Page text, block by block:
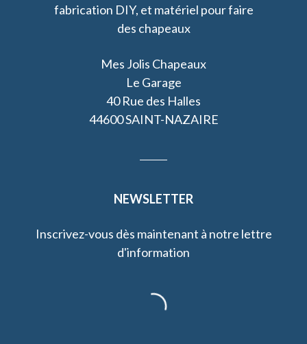
fabrication DIY, et matériel pour faire
des chapeaux
Mes Jolis Chapeaux
Le Garage
40 Rue des Halles
44600 SAINT-NAZAIRE
NEWSLETTER
Inscrivez-vous dès maintenant à notre lettre
d'information